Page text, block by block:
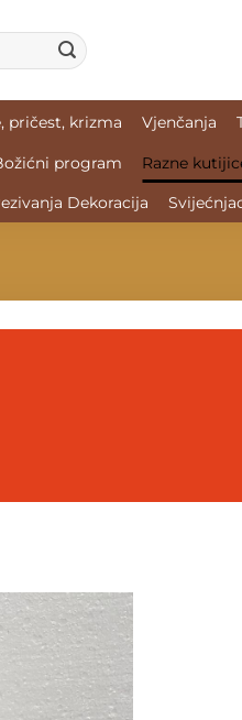
pričest, krizma Vjenčanja
program Razne
Dekoracija